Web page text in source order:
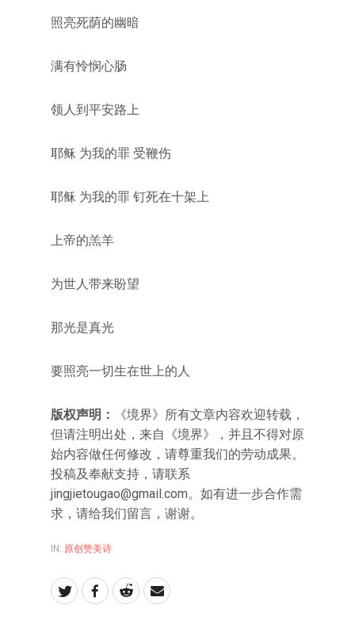
照亮死荫的幽暗
满有怜悯心肠
领人到平安路上
耶稣 为我的罪 受鞭伤
耶稣 为我的罪 钉死在十架上
上帝的羔羊
为世人带来盼望
那光是真光
要照亮一切生在世上的人
版权声明：
《境界》所有文章内容欢迎转载，
但请注明出处，来自《境界》，并且不得对原
始内容做任何修改，请尊重我们的劳动成果。
投稿及奉献支持，请联系
jingjietougao@gmail.com。如有进一步合作需
求，请给我们留言，谢谢。
IN: 原创赞美诗